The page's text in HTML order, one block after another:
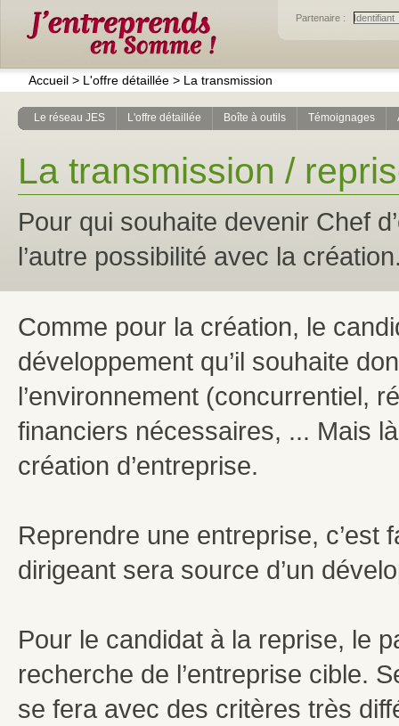
Partenaire :
Accueil > L'offre détaillée > La transmission
Le réseau JES L'offre détaillée Boîte à outils Témoignages
La transmission /
Pour qui souhaite devenir Chef
l’autre possibilité avec la
Comme pour la création, le
développement qu’il souhaite
l’environnement (concurrentiel,
financiers nécessaires, ... Mais
création d’entreprise.
Reprendre une entreprise, c’est
dirigeant sera source d’un
Pour le candidat à la reprise, le
recherche de l’entreprise cible.
se fera avec des critères très